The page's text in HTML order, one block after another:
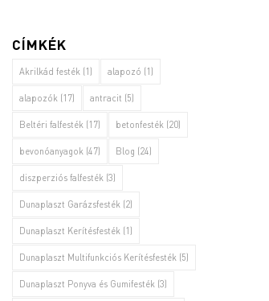
CÍMKÉK
Akrilkád festék (1) alapozó (1)
alapozók (17) antracit (5)
Beltéri falfesték (17) betonfesték (20)
bevonóanyagok (47) Blog (24)
diszperziós falfesték (3)
Dunaplaszt Garázsfesték (2)
Dunaplaszt Kerítésfesték (1)
Dunaplaszt Multifunkciós Kerítésfesték (5)
Dunaplaszt Ponyva és Gumifesték (3)